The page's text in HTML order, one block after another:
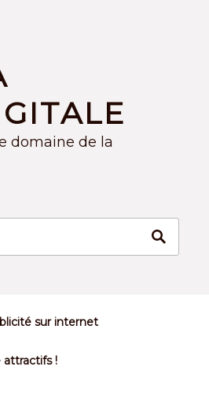
domaine de la
sur internet
!